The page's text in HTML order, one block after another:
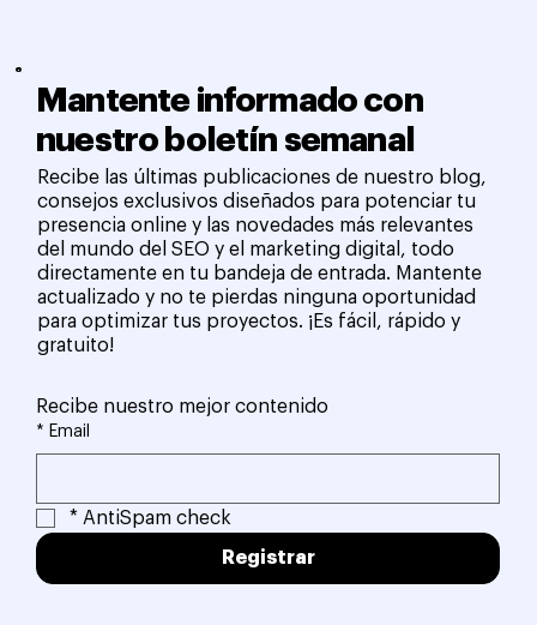
Mantente informado con
nuestro boletín semanal
Recibe las últimas publicaciones de nuestro blog,
consejos exclusivos diseñados para potenciar tu
presencia online y las novedades más relevantes
del mundo del SEO y el marketing digital, todo
directamente en tu bandeja de entrada. Mantente
actualizado y no te pierdas ninguna oportunidad
para optimizar tus proyectos. ¡Es fácil, rápido y
gratuito!
Recibe nuestro mejor contenido
* Email
* AntiSpam check
Registrar